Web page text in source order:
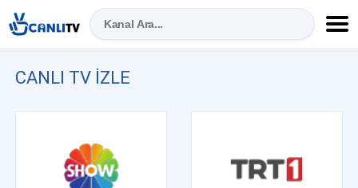
CANLI TV IZLE